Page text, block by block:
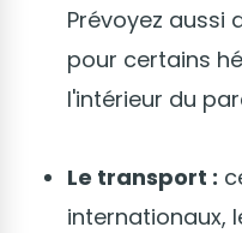
Prévoyez aussi
pour certains
l'intérieur du
Le transport :
internationaux,